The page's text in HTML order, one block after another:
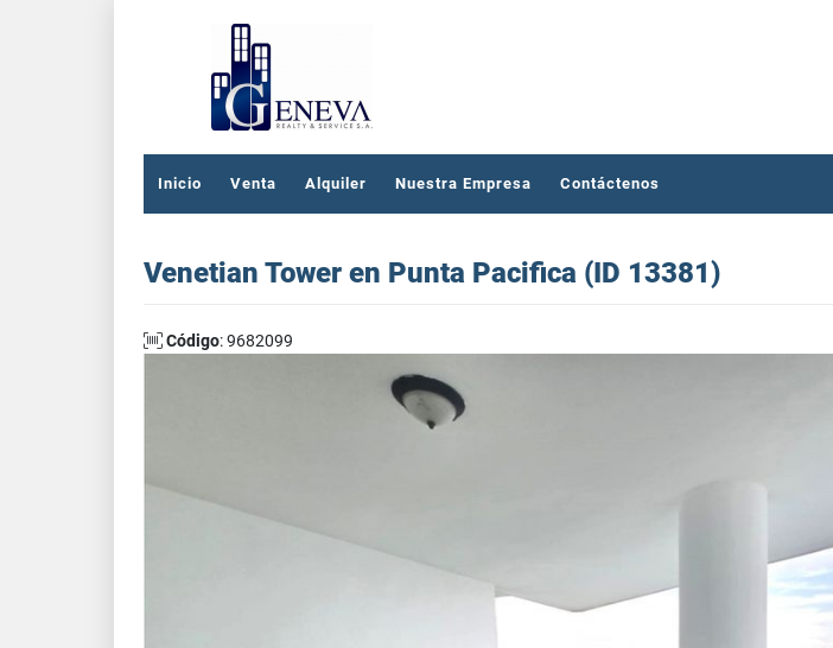
Inicio Venta Alquiler Nuestra Empresa Contáctenos
Venetian Tower en Punta Pacifica (ID 13381)
Código: 9682099